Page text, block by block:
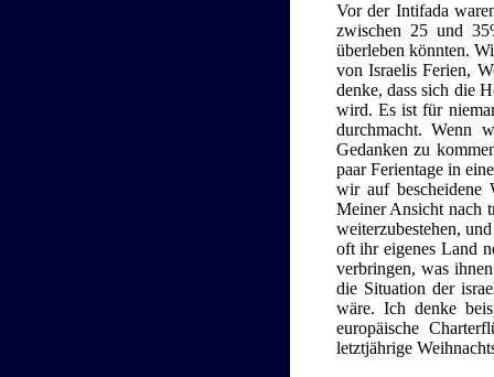
Vor der Intifada
zwischen 25 und
überleben könnten.
von Israelis Ferien,
denke, dass sich die
wird. Es ist für
durchmacht. Wenn
Gedanken zu
paar Ferientage in
wir auf bescheidene
Meiner Ansicht nach
weiterzubestehen,
oft ihr eigenes Land
verbringen, was
die Situation der
wäre. Ich denke
europäische
letztjährige